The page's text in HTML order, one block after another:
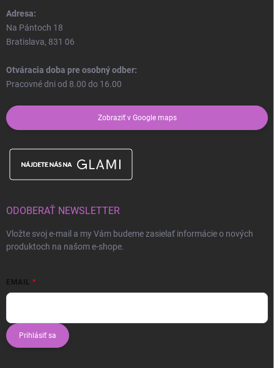
Adresa:
Na Pántoch 18
Bratislava, 831 06
Otváracia doba pre osobný odber:
Pracovné dni od 8.00 do 16.00
Zobraziť v Google maps
ODOBERAŤ NEWSLETTER
Vložte svoj e-mail a my Vám budeme zasielať informácie o nových
produktoch na našom e-shope.
EMAIL
Prihlásiť sa